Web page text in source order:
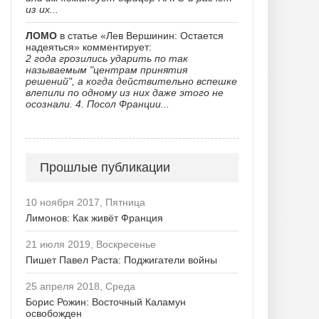
из их...
ЛОМО в статье «Лев Вершинин: Остается
надеяться» комментирует:
2 года грозились ударить по так
называемым "центрам принятия
решений", а когда действительно вспешке
влепили по одному из них даже этого не
осознали. 4. Посол Франции...
Прошлые публикации
10 ноября 2017, Пятница
Лимонов: Как живёт Франция
21 июля 2019, Воскресенье
Пишет Павел Раста: Поджигатели войны
25 апреля 2018, Среда
Борис Рожин: Восточный Каламун
освобожден